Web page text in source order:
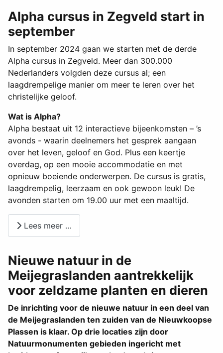
Alpha cursus in Zegveld start in
september
In september 2024 gaan we starten met de derde
Alpha cursus in Zegveld. Meer dan 300.000
Nederlanders volgden deze cursus al; een
laagdrempelige manier om meer te leren over het
christelijke geloof.
Wat is Alpha?
Alpha bestaat uit 12 interactieve bijeenkomsten – ’s
avonds - waarin deelnemers het gesprek aangaan
over het leven, geloof en God. Plus een keertje
overdag, op een mooie accommodatie en met
opnieuw boeiende onderwerpen. De cursus is gratis,
laagdrempelig, leerzaam en ook gewoon leuk! De
avonden starten om 19.00 uur met een maaltijd.
Lees meer …
Nieuwe natuur in de
Meijegraslanden aantrekkelijk
voor zeldzame planten en dieren
De inrichting voor de nieuwe natuur in een deel van
de Meijegraslanden ten zuiden van de Nieuwkoopse
Plassen is klaar. Op drie locaties zijn door
Natuurmonumenten gebieden ingericht met